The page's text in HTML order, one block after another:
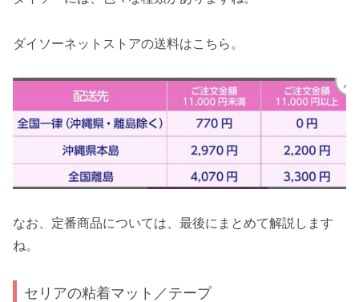
ダイソーネットストアの送料はこちら。
なお、定番商品については、最後にまとめて解説します
ね。
セリアの粘着マット／テープ